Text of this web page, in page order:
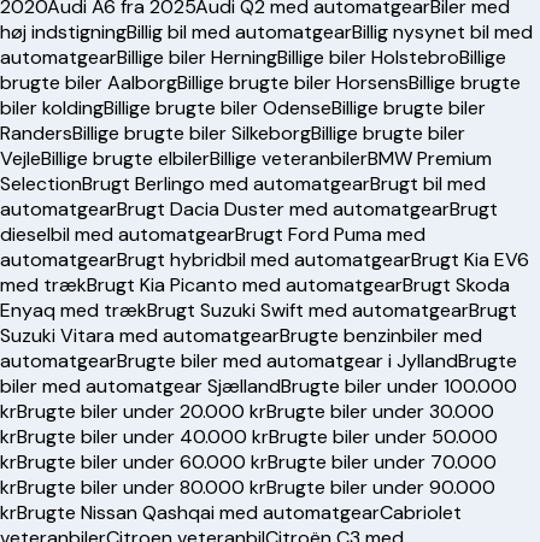
2020Audi A6 fra 2025Audi Q2 med automatgearBiler med
høj indstigningBillig bil med automatgearBillig nysynet bil med
automatgearBillige biler HerningBillige biler HolstebroBillige
brugte biler AalborgBillige brugte biler HorsensBillige brugte
biler koldingBillige brugte biler OdenseBillige brugte biler
RandersBillige brugte biler SilkeborgBillige brugte biler
VejleBillige brugte elbilerBillige veteranbilerBMW Premium
SelectionBrugt Berlingo med automatgearBrugt bil med
automatgearBrugt Dacia Duster med automatgearBrugt
dieselbil med automatgearBrugt Ford Puma med
automatgearBrugt hybridbil med automatgearBrugt Kia EV6
med trækBrugt Kia Picanto med automatgearBrugt Skoda
Enyaq med trækBrugt Suzuki Swift med automatgearBrugt
Suzuki Vitara med automatgearBrugte benzinbiler med
automatgearBrugte biler med automatgear i JyllandBrugte
biler med automatgear SjællandBrugte biler under 100.000
krBrugte biler under 20.000 krBrugte biler under 30.000
krBrugte biler under 40.000 krBrugte biler under 50.000
krBrugte biler under 60.000 krBrugte biler under 70.000
krBrugte biler under 80.000 krBrugte biler under 90.000
krBrugte Nissan Qashqai med automatgearCabriolet